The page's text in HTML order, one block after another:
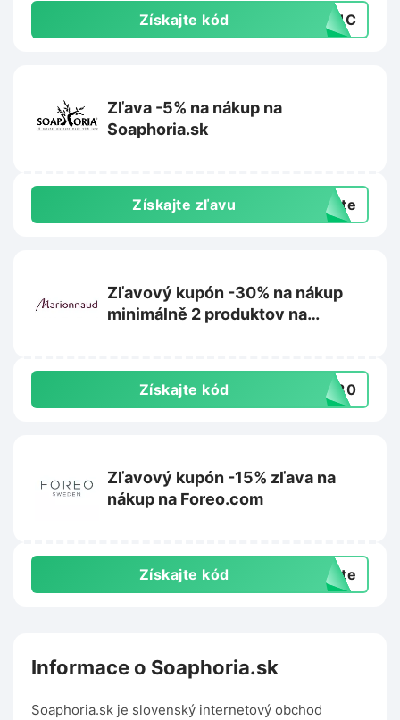
Získajte kód PC1C
Zľava -5% na nákup na
Soaphoria.sk
Získajte zľavu exte
Zľavový kupón -30% na nákup
minimálně 2 produktov na
Získajte kód VE30
Zľavový kupón -15% zľava na
nákup na Foreo.com
Získajte kód exte
Informace o Soaphoria.sk
Soaphoria.sk je slovenský internetový obchod